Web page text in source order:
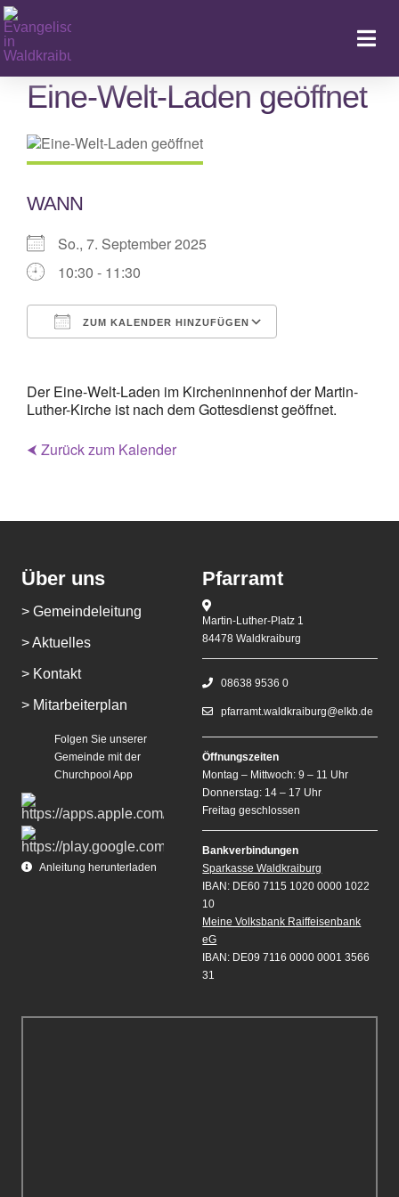
Zum
Inhalt
springen
Eine-Welt-Laden geöffnet
WANN
So., 7. September 2025
10:30 - 11:30
ZUM KALENDER HINZUFÜGEN
Der Eine-Welt-Laden im Kircheninnenhof der Martin-
Luther-Kirche ist nach dem Gottesdienst geöffnet.
⮜ Zurück zum Kalender
Über uns
> Gemeindeleitung
> Aktuelles
> Kontakt
> Mitarbeiterplan
Folgen Sie unserer
Gemeinde mit der
Churchpool App
Anleitung herunterladen
Pfarramt
Martin-Luther-Platz 1
84478 Waldkraiburg
08638 9536 0
pfarramt.waldkraiburg@elkb.de
Öffnungszeiten
Montag – Mittwoch: 9 – 11 Uhr
Donnerstag: 14 – 17 Uhr
Freitag geschlossen
Bankverbindungen
Sparkasse Waldkraiburg
IBAN: DE60 7115 1020 0000 1022
10
Meine Volksbank Raiffeisenbank
eG
IBAN: DE09 7116 0000 0001 3566
31